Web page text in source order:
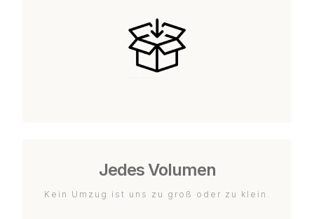
Jedes Volumen
Kein Umzug ist uns zu groß oder zu klein.